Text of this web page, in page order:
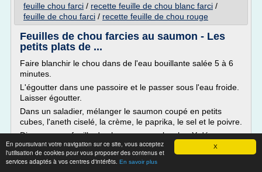
X
En poursuivant votre navigation sur ce site, vous acceptez
l'utilisation de cookies pour vous proposer des contenus et
services adaptés à vos centres d'intérêts. En savoir plus
feuille chou farci / recette feuille de chou blanc farci /
feuille de chou farci / recette feuille de chou rouge
Feuilles de chou farcies au saumon - Les
petits plats de ...
Faire blanchir le chou dans de l'eau bouillante salée 5 à 6
minutes.
L'égoutter dans une passoire et le passer sous l'eau froide.
Laisser égoutter.
Dans un saladier, mélanger le saumon coupé en petits
cubes, l'aneth ciselé, la crème, le paprika, le sel et le poivre.
Disposer une feuille de chou sur une planche. Y déposer un
peu de farce au saumon. Plier de façon à bien enfermer
la...